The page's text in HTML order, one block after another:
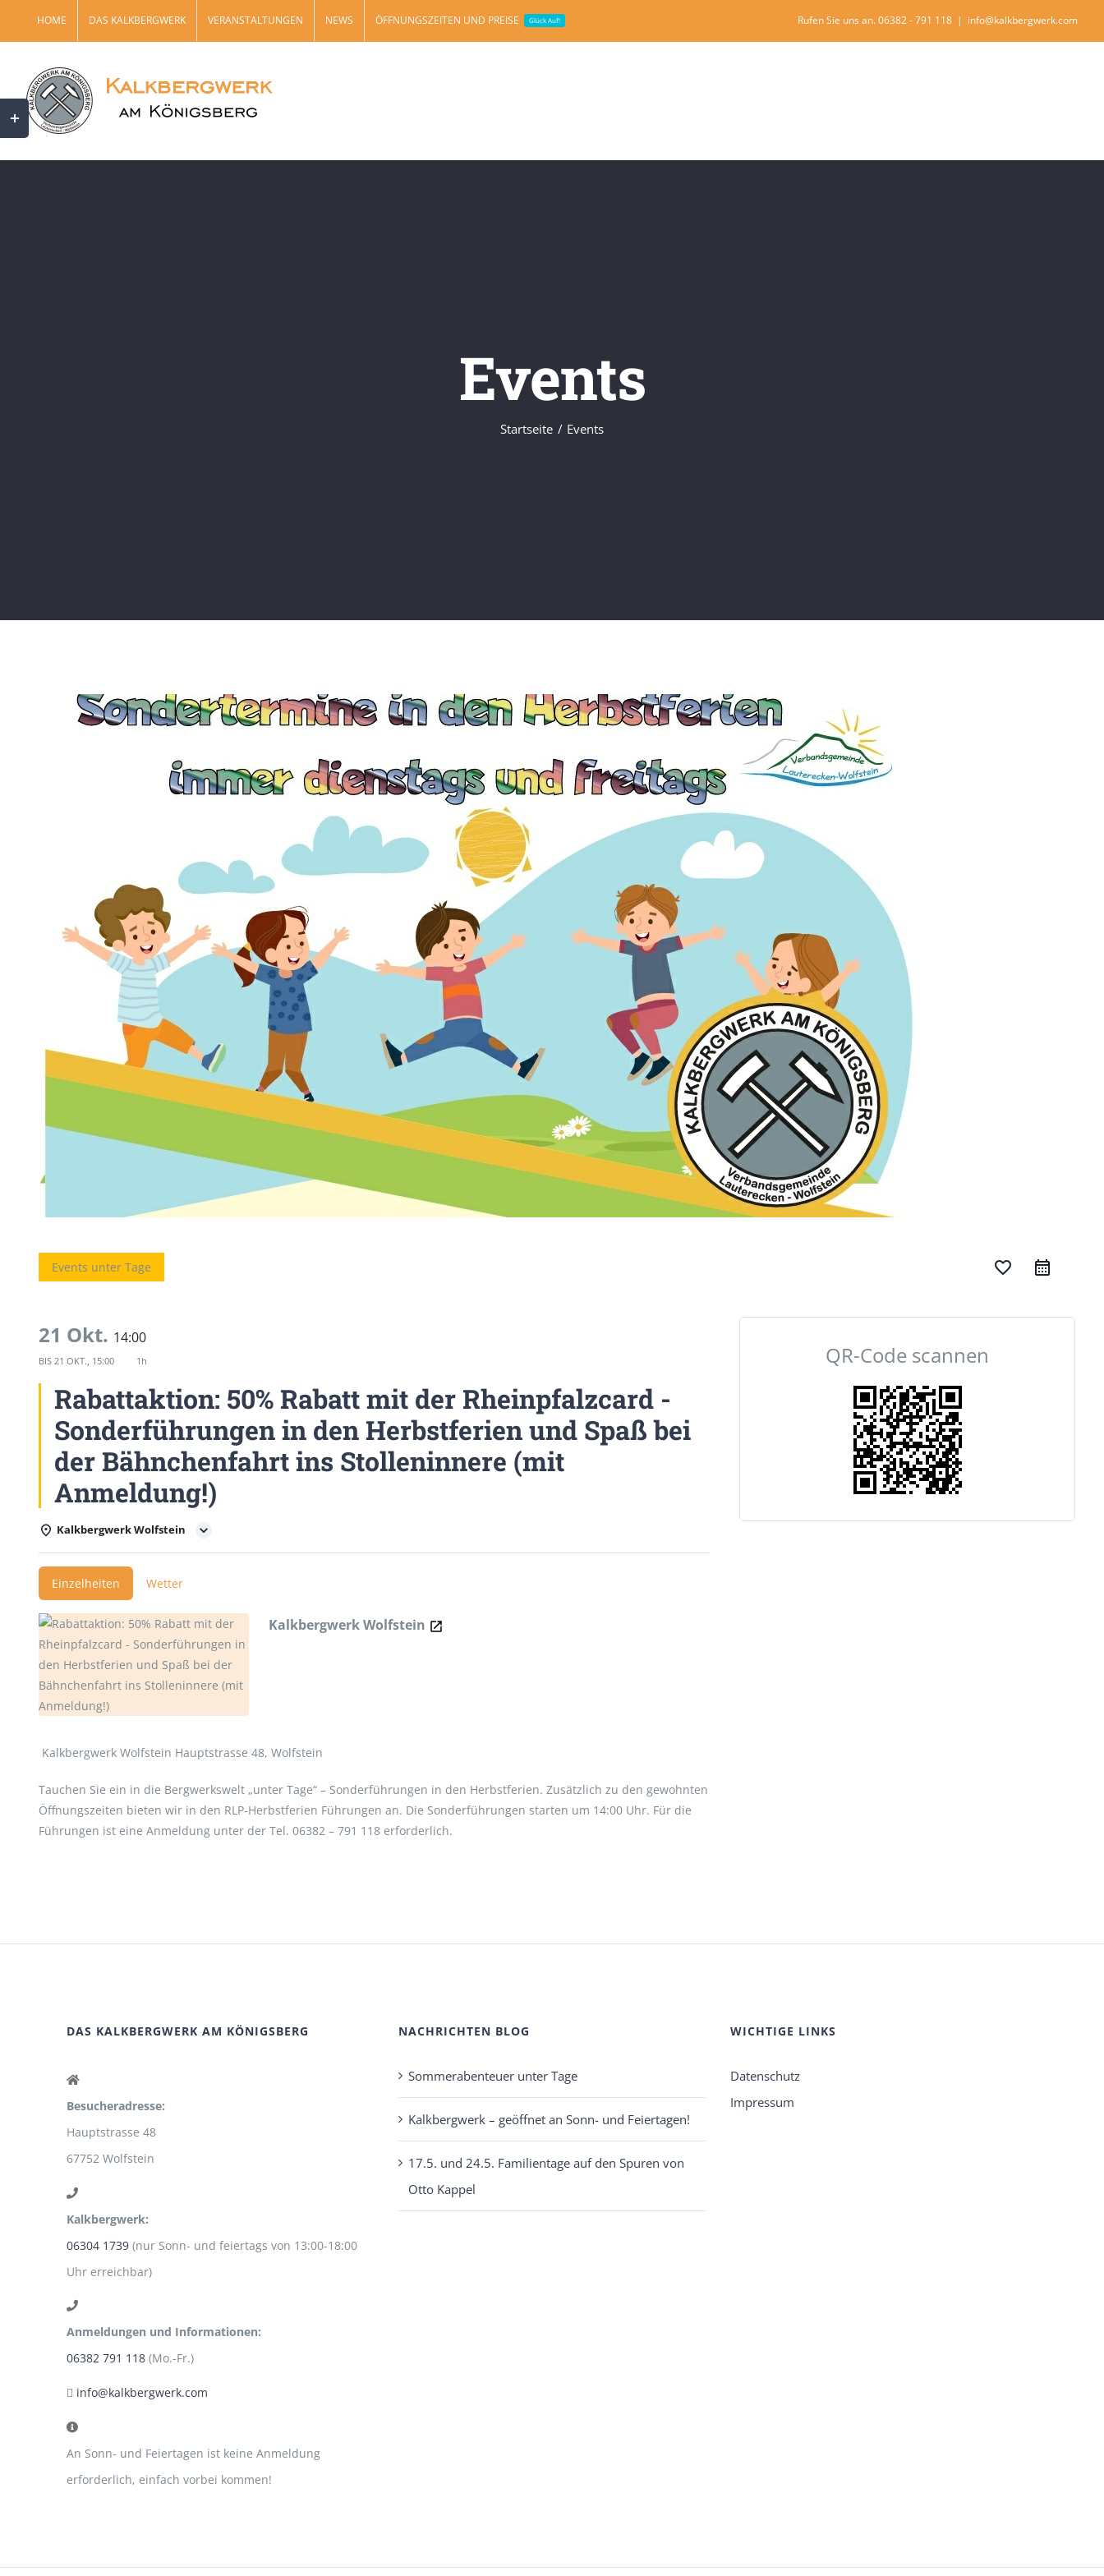
Inhalt
springen
HOME DAS KALKBERGWERK VERANSTALTUNGEN NEWS ÖFFNUNGSZEITEN UND PREISE Glück Auf! Rufen Sie uns an. 06382 - 791 118 | info@kalkbergwerk.com
Events
Startseite Events
Events unter Tage favorite_border
21 Okt. 14:00
BIS 21 OKT., 15:00 1h
Rabattaktion: 50% Rabatt mit der Rheinpfalzcard -
Sonderführungen in den Herbstferien und Spaß bei
der Bähnchenfahrt ins Stolleninnere (mit
Anmeldung!)
Kalkbergwerk Wolfstein
Einzelheiten Wetter
Kalkbergwerk Wolfstein
Kalkbergwerk Wolfstein Hauptstrasse 48, Wolfstein
Tauchen Sie ein in die Bergwerkswelt „unter Tage“ – Sonderführungen in den Herbstferien. Zusätzlich zu den gewohnten
Öffnungszeiten bieten wir in den RLP-Herbstferien Führungen an. Die Sonderführungen starten um 14:00 Uhr. Für die
Führungen ist eine Anmeldung unter der Tel. 06382 – 791 118 erforderlich.
QR-Code scannen
DAS KALKBERGWERK AM KÖNIGSBERG
Besucheradresse:
Hauptstrasse 48
67752 Wolfstein
Kalkbergwerk:
06304 1739 (nur Sonn- und feiertags von 13:00-18:00
Uhr erreichbar)
Anmeldungen und Informationen:
06382 791 118 (Mo.-Fr.)
info@kalkbergwerk.com
An Sonn- und Feiertagen ist keine Anmeldung
erforderlich, einfach vorbei kommen!
NACHRICHTEN BLOG
Sommerabenteuer unter Tage
Kalkbergwerk – geöffnet an Sonn- und Feiertagen!
17.5. und 24.5. Familientage auf den Spuren von
Otto Kappel
WICHTIGE LINKS
Datenschutz
Impressum
Toggle
Sliding
Bar